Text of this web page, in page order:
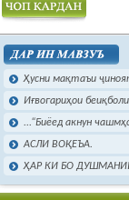
Чоп намудан
Ҳусни мақтаъи
Иғвогариҳои
...“Биёед акнун
АСЛИ ВОҚЕЪА.
ҲАР КИ БО